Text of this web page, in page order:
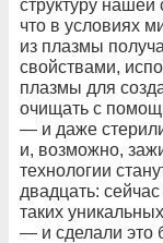
структуру нашей
что в условиях
из плазмы
свойствами,
плазмы для
очищать с
— и даже
и, возможно,
технологии
двадцать:
таких
— и сделали это